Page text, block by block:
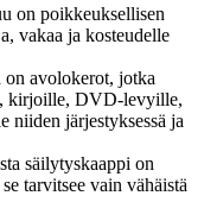
on poikkeuksellisen
vakaa ja kosteudelle
avolokerot, jotka
kirjoille, DVD-levyille,
niiden järjestyksessä ja
säilytyskaappi on
tarvitsee vain vähäistä